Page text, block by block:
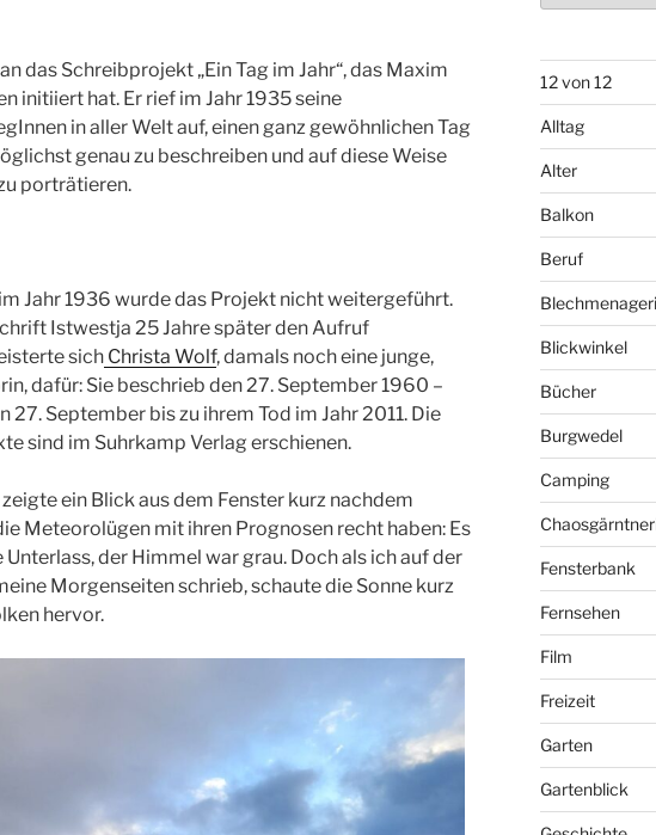
das Schreibprojekt „Ein Tag im Jahr“, das Maxim
initiiert hat. Er rief im Jahr 1935 seine
in aller Welt auf, einen ganz gewöhnlichen Tag
genau zu beschreiben und auf diese Weise
porträtieren.
Jahr 1936 wurde das Projekt nicht weitergeführt.
Istwestja 25 Jahre später den Aufruf
sich Christa Wolf, damals noch eine junge,
dafür: Sie beschrieb den 27. September 1960 –
27. September bis zu ihrem Tod im Jahr 2011. Die
sind im Suhrkamp Verlag erschienen.
ein Blick aus dem Fenster kurz nachdem
Meteorolügen mit ihren Prognosen recht haben: Es
der Himmel war grau. Doch als ich auf der
Morgenseiten schrieb, schaute die Sonne kurz
hervor.
12 von 12
Alltag
Alter
Balkon
Beruf
Blickwinkel
Bücher
Burgwedel
Camping
Fensterbank
Fernsehen
Film
Freizeit
Garten
Gartenblick